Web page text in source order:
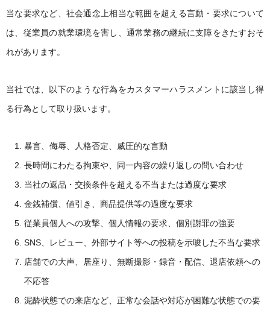
当な要求など、社会通念上相当な範囲を超える言動・要求について
は、従業員の就業環境を害し、通常業務の継続に支障をきたすおそ
れがあります。
当社では、以下のような行為をカスタマーハラスメントに該当し得
る行為として取り扱います。
暴言、侮辱、人格否定、威圧的な言動
長時間にわたる拘束や、同一内容の繰り返しの問い合わせ
当社の返品・交換条件を超える不当または過度な要求
金銭補償、値引き、商品提供等の過度な要求
従業員個人への攻撃、個人情報の要求、個別謝罪の強要
SNS、レビュー、外部サイト等への投稿を示唆した不当な要求
店舗での大声、居座り、無断撮影・録音・配信、退店依頼への
不応答
泥酔状態での来店など、正常な会話や対応が困難な状態での要